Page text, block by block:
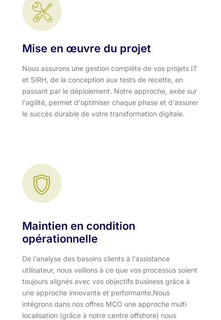
Mise en œuvre du projet
Nous assurons une gestion complète de vos projets IT
et SIRH, de la conception aux tests de recette, en
passant par le déploiement. Notre approche, axée sur
l'agilité, permet d'optimiser chaque phase et d'assurer
le succès durable de votre transformation digitale.
Maintien en condition
opérationnelle
De l'analyse des besoins clients à l'assistance
utilisateur, nous veillons à ce que vos processus soient
toujours alignés avec vos objectifs business grâce à
une approche innovante et performante.​ Nous
intégrons dans nos offres MCO une approche multi
localisation (grâce à notre centre offshore) nous